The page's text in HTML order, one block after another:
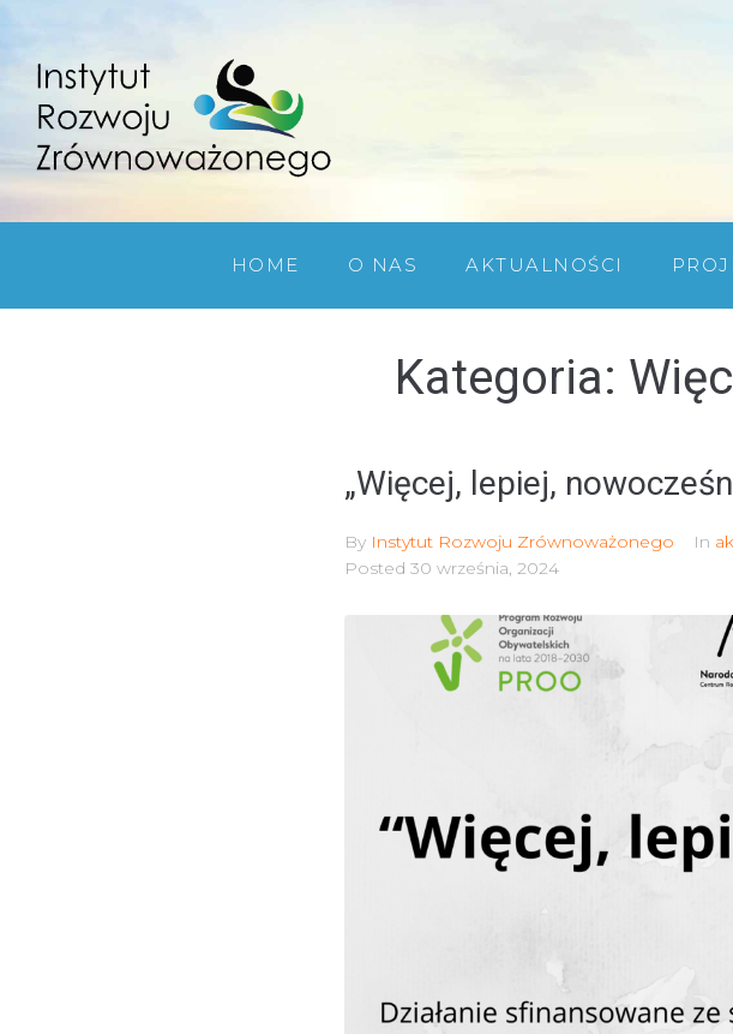
HOME O NAS AKTUALNOŚCI
Kategoria:
„Więcej, lepiej,
By Instytut Rozwoju Zrównoważonego In
Posted 30 września, 2024